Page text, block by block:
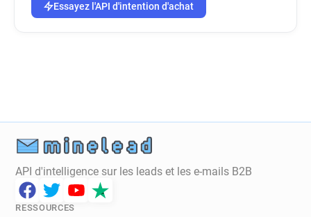
Essayez l'API d'intention d'achat
API d'intelligence sur les leads et les e-mails B2B
RESSOURCES